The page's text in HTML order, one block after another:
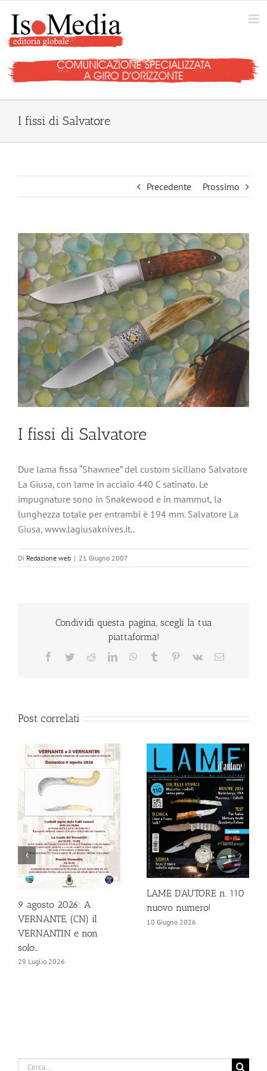
contenuto
I fissi di Salvatore
Precedente Prossimo
Ingrandisci
immagine
I fissi di Salvatore
Due lama fissa “Shawnee” del custom siciliano Salvatore
La Giusa, con lame in acciaio 440 C satinato. Le
impugnature sono in Snakewood e in mammut, la
lunghezza totale per entrambi è 194 mm. Salvatore La
Giusa, www.lagiusaknives.it..
Di Redazione web | 21 Giugno 2007
Condividi questa pagina, scegli la tua
piattaforma!
Facebook
TwitterRedditLinkedInWhatsApp
Tumblr Pinterest
Vk Email
Post correlati
9 agosto 2026: A
VERNANTE, (CN) il
VERNANTIN e non
solo…
29 Luglio 2026
LAME D’AUTORE n. 110
nuovo numero!
10 Giugno 2026
Cerca